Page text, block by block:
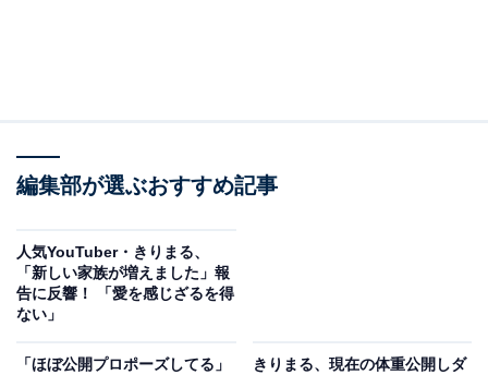
編集部が選ぶおすすめ記事
人気YouTuber・きりまる、
「新しい家族が増えました」報
告に反響！ 「愛を感じざるを得
ない」
「ほぼ公開プロポーズしてる」
きりまる、現在の体重公開しダ